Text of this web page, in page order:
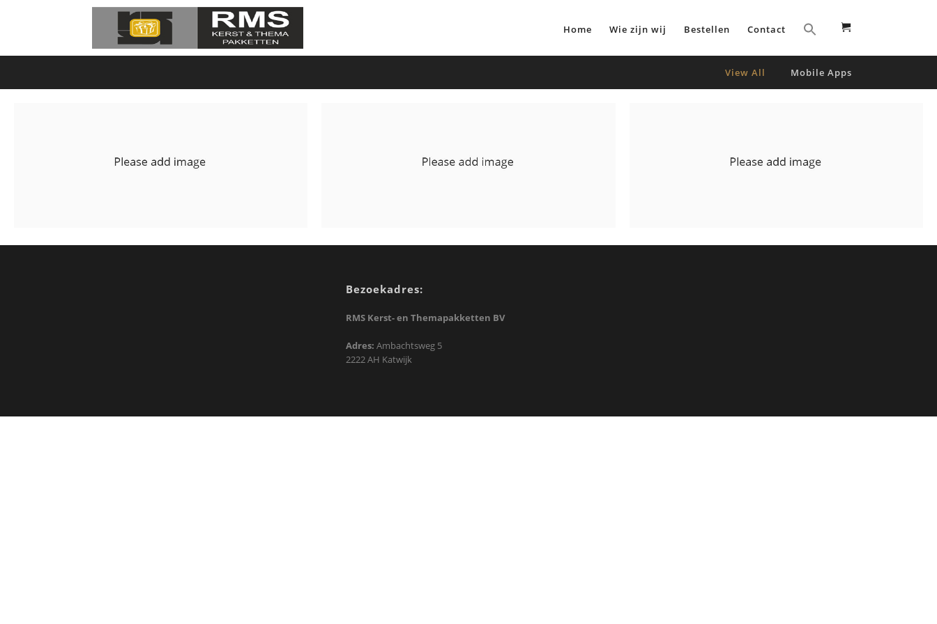
Home Wie zijn wij Bestellen Contact
View All Mobile Apps
Bezoekadres:
RMS Kerst- en Themapakketten BV
Adres: Ambachtsweg 5
2222 AH Katwijk